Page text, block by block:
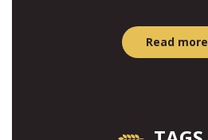
Read more